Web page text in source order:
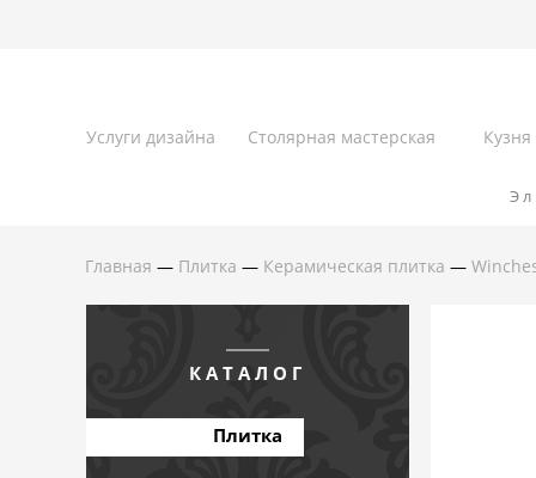
Услуги дизайна Столярная мастерская Кузня
Главная — Плитка — Керамическая плитка —
КАТАЛОГ
Плитка